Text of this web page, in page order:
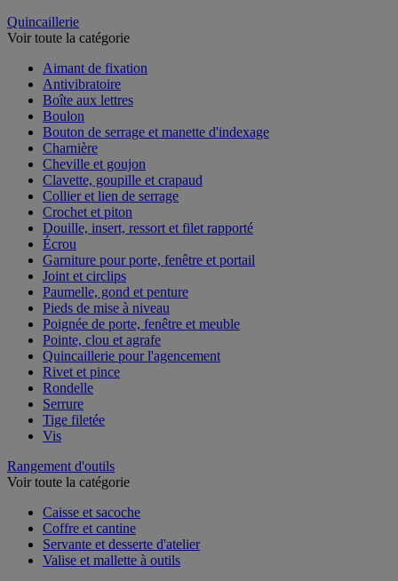
Quincaillerie
Voir toute la catégorie
Aimant de fixation
Antivibratoire
Boîte aux lettres
Boulon
Bouton de serrage et manette d'indexage
Charnière
Cheville et goujon
Clavette, goupille et crapaud
Collier et lien de serrage
Crochet et piton
Douille, insert, ressort et filet rapporté
Écrou
Garniture pour porte, fenêtre et portail
Joint et circlips
Paumelle, gond et penture
Pieds de mise à niveau
Poignée de porte, fenêtre et meuble
Pointe, clou et agrafe
Quincaillerie pour l'agencement
Rivet et pince
Rondelle
Serrure
Tige filetée
Vis
Rangement d'outils
Voir toute la catégorie
Caisse et sacoche
Coffre et cantine
Servante et desserte d'atelier
Valise et mallette à outils